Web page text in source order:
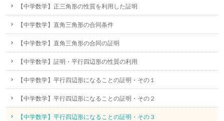
【中学数学】正三角形の性質を利用した証明
【中学数学】直角三角形の合同条件
【中学数学】直角三角形の合同の証明
【中学数学】証明・平行四辺形の性質の利用
【中学数学】平行四辺形になることの証明・その１
【中学数学】平行四辺形になることの証明・その２
【中学数学】平行四辺形になることの証明・その３